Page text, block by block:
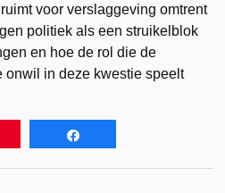
voor verslaggeving omtrent
politiek als een struikelblok
en hoe de rol die de
onwil in deze kwestie speelt